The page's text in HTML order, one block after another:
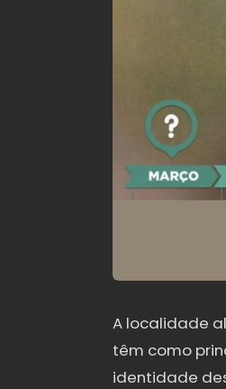
A localidade
têm como
identidade